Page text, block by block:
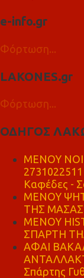
e-info.gr
Φόρτωση...
LAKONES.gr
Φόρτωση...
ΟΔΗΓΟΣ
MENOY
Καφέδες -
ΜΕΝΟΥ
ΤΗΣ
ΜΕΝΟΥ
ΣΠΑΡΤΗ
ΑΦΑΙ
Σπάρτης